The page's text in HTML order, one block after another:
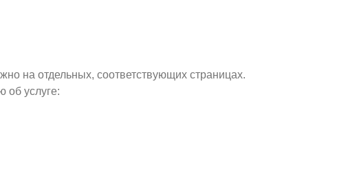
на отдельных, соответствующих страницах.
об услуге: